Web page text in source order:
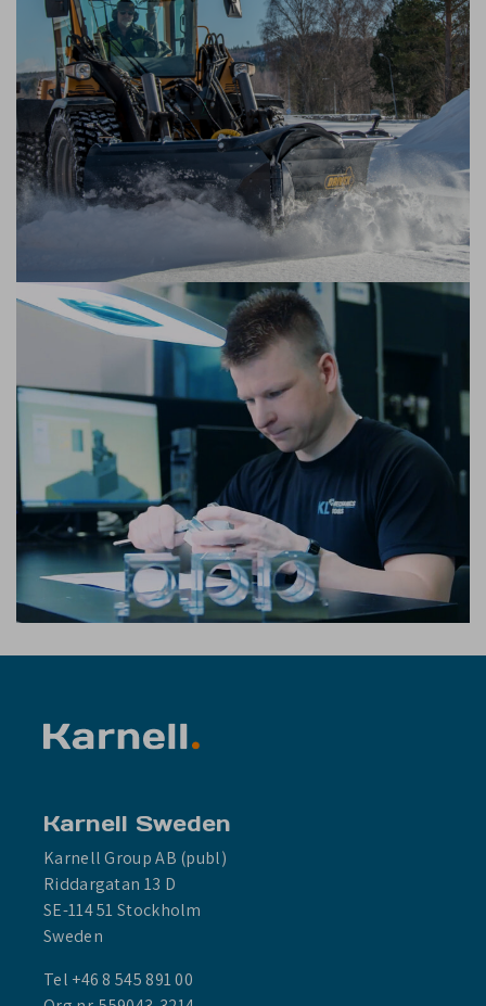
Karnell Sweden
Karnell Group AB (publ)
Riddargatan 13 D
SE-114 51 Stockholm
Sweden
Tel +46 8 545 891 00